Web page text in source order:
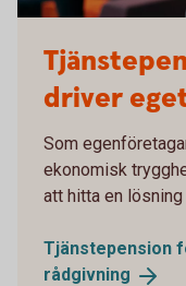
driver
Som
ekonomisk
att hitta en
Tjänstepension
rådgivning